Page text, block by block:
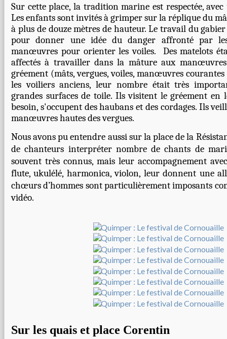
Sur cette place, la tradition marine est respectée,
Les enfants sont invités à grimper sur la réplique du
à plus de douze mètres de hauteur. Le travail du
pour donner une idée du danger affronté par
manœuvres pour orienter les voiles. Des matelots
affectés à travailler dans la mâture aux
gréement (mâts, vergues, voiles, manœuvres
les voiliers anciens, leur nombre était très
grandes surfaces de toile. Ils visitent le gréement en
besoin, s'occupent des haubans et des cordages. Ils
manœuvres hautes des vergues.
Nous avons pu entendre aussi sur la place de la
de chanteurs interpréter nombre de chants de
souvent très connus, mais leur accompagnement
flute, ukulélé, harmonica, violon, leur donnent une
chœurs d’hommes sont particulièrement imposants
vidéo.
Sur les quais et place Corentin